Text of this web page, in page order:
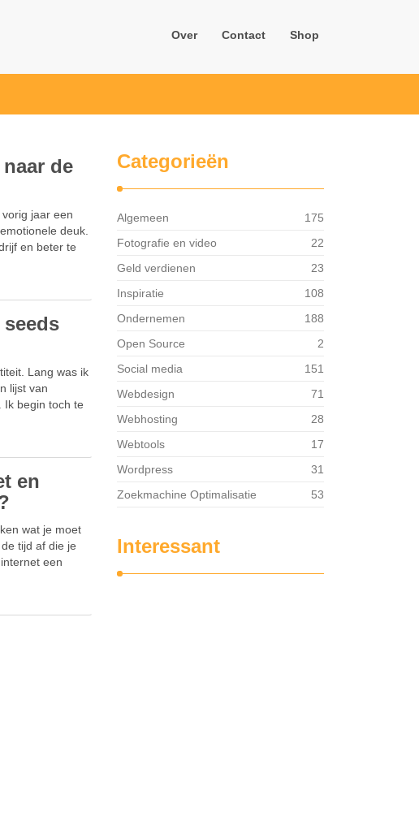
Over Contact Shop
de
jaar een
deuk.
en beter te
Lang was ik
lijst van
Ik begin toch te
en
wat je moet
tijd af die je
een
Categorieën
Algemeen
175
Fotografie en video
22
Geld verdienen
23
Inspiratie
108
Ondernemen
188
Open Source
2
Social media
151
Webdesign
71
Webhosting
28
Webtools
17
Wordpress
31
Zoekmachine Optimalisatie
53
Interessant